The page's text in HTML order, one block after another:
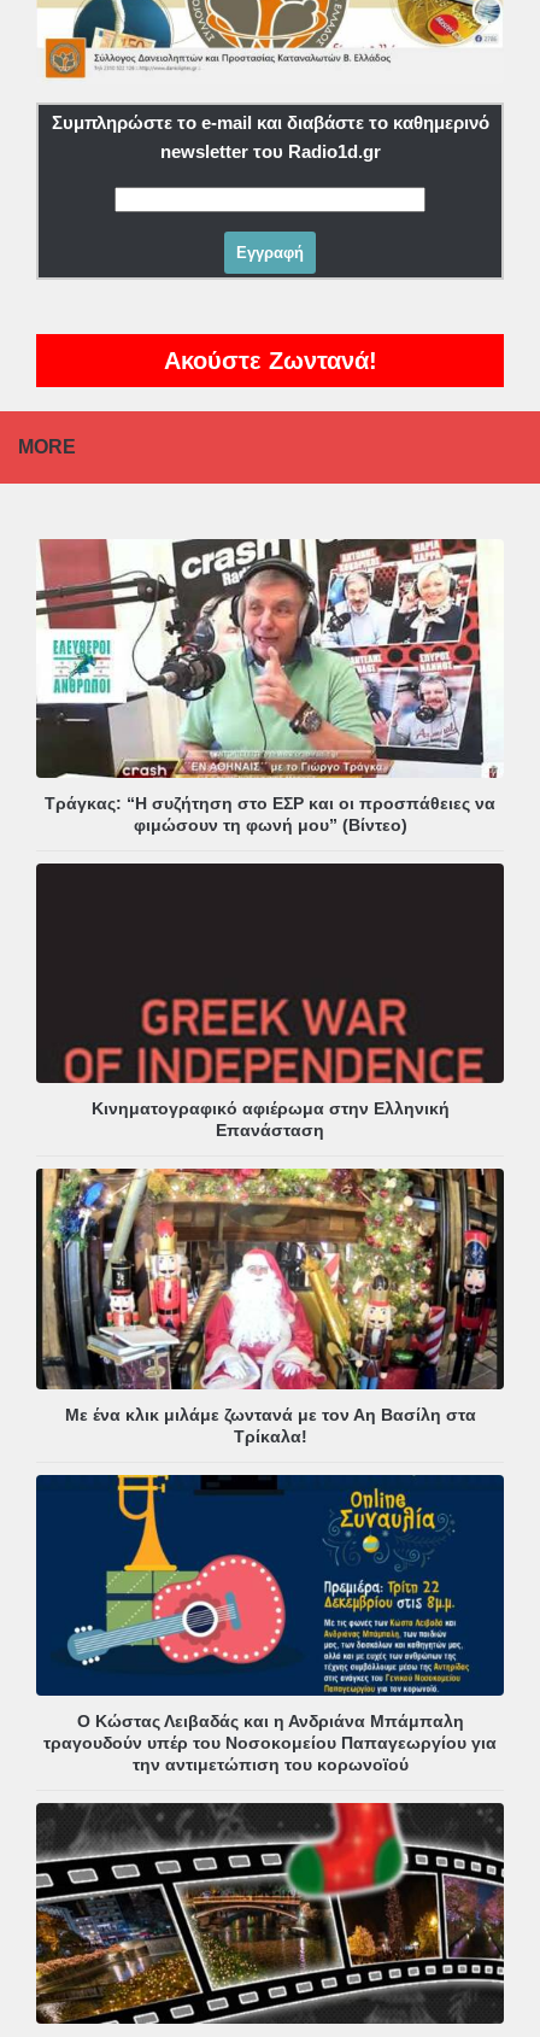
Συμπληρώστε το e-mail και διαβάστε το καθημερινό
newsletter του Radio1d.gr
Ακούστε Ζωντανά!
MORE
Τράγκας: “Η συζήτηση στο ΕΣΡ και οι προσπάθειες να
φιμώσουν τη φωνή μου” (Βίντεο)
Κινηματογραφικό αφιέρωμα στην Ελληνική
Επανάσταση
Με ένα κλικ μιλάμε ζωντανά με τον Αη Βασίλη στα
Τρίκαλα!
Ο Κώστας Λειβαδάς και η Ανδριάνα Μπάμπαλη
τραγουδούν υπέρ του Νοσοκομείου Παπαγεωργίου για
την αντιμετώπιση του κορωνοϊού